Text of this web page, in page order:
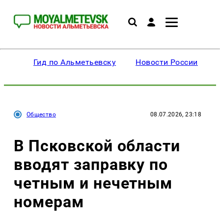
Гид по Альметьевску Новости России
Общество 08.07.2026, 23:18
В Псковской области
вводят заправку по
четным и нечетным
номерам